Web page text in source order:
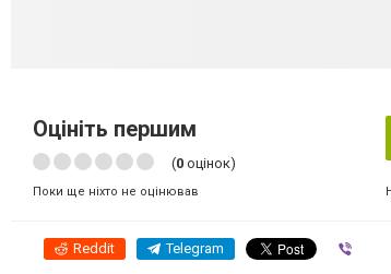
Оцініть першим
(0 оцінок)
Поки ще ніхто не оцінював
Reddit Telegram